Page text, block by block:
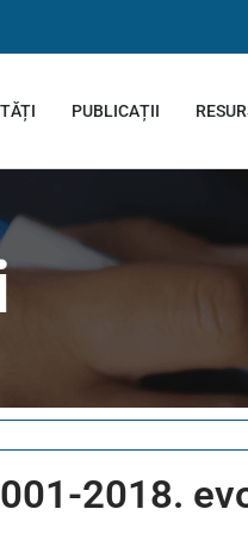
PUBLICAȚII
2018.